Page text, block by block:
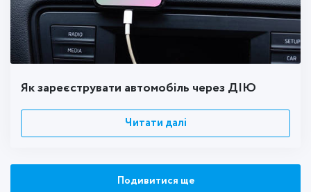
Як зареєструвати автомобіль через ДІЮ
Читати далі
Подивитися ще